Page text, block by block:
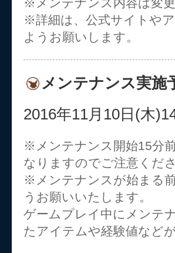
※詳細は、公式サイトや
ようお願いします。
メンテナンス実施
2016年11月10日(木
※メンテナンス開始15分
なりますのでご注意くださ
※メンテナンスが始まる
うお願いいたします。
ゲームプレイ中にメンテ
たアイテムや経験値など